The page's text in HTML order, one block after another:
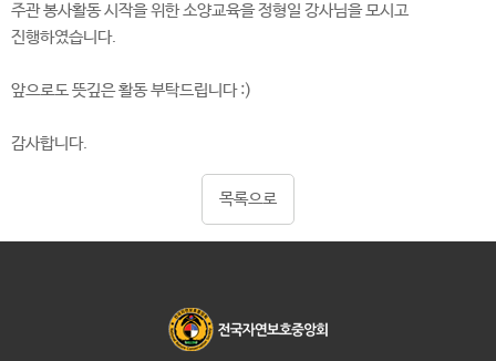
주관 봉사활동 시작을 위한 소양교육을 정형일 강사님을 모시고
진행하였습니다.
앞으로도 뜻깊은 활동 부탁드립니다 :)
감사합니다.
목록으로